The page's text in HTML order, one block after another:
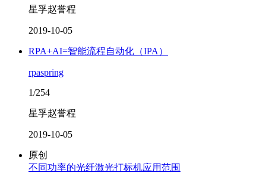
星孚赵誉程
2019-10-05
RPA+AI=智能流程自动化（IPA）
rpaspring
1/254
星孚赵誉程
2019-10-05
原创
不同功率的光纤激光打标机应用范围